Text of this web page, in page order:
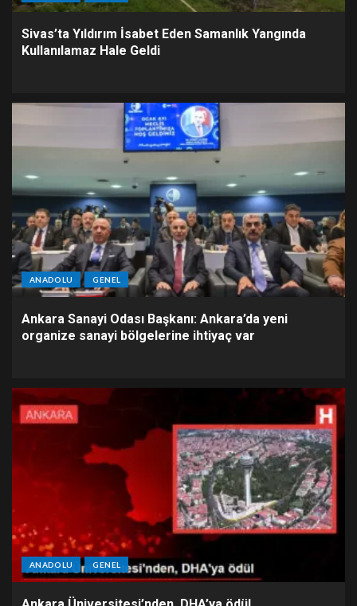
Sivas’ta Yıldırım İsabet Eden Samanlık Yangında
Kullanılamaz Hale Geldi
ANADOLU GENEL
Ankara Sanayi Odası Başkanı: Ankara’da yeni
organize sanayi bölgelerine ihtiyaç var
ANADOLU GENEL